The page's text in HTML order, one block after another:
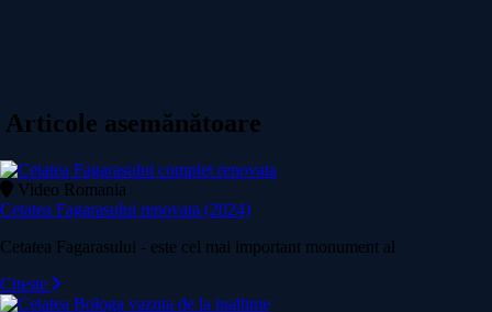
Articole asemănătoare
Video Romania
Cetatea Fagarasului renovata (2024)
Cetatea Fagarasului - este cel mai important monument al
Citeste